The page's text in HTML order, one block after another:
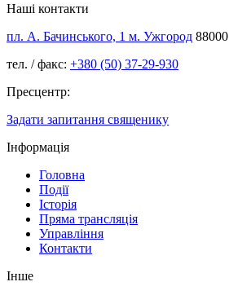
Наші контакти
пл. А. Бачинського, 1 м. Ужгород 88000
тел. / факс: +380 (50) 37-29-930
Пресцентр:
Задати запитання священику
Інформація
Головна
Події
Історія
Пряма трансляція
Управління
Контакти
Інше